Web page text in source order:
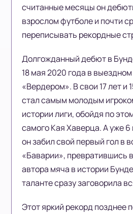
считанные месяцы он
взрослом футболе и почти
переписывать рекордные
Долгожданный дебют в
18 мая 2020 года в
«Вердером». В свои 17 лет и
стал самым молодым
истории лиги, обойдя по
самого Кая Хаверца. А уже 6
он забил свой первый гол в
«Баварии», превратившись
автора мяча в истории
таланте сразу заговорила
Этот яркий рекорд позднее